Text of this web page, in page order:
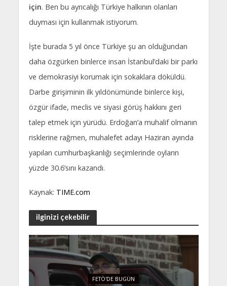
için. Ben bu ayrıcalığı Türkiye halkının olanları
duyması için kullanmak istiyorum.
İşte burada 5 yıl önce Türkiye şu an olduğundan
daha özgürken binlerce insan İstanbul’daki bir parkı
ve demokrasiyi korumak için sokaklara döküldü.
Darbe girişiminin ilk yıldönümünde binlerce kişi,
özgür ifade, meclis ve siyasi görüş hakkını geri
talep etmek için yürüdü. Erdoğan’a muhalif olmanın
risklerine rağmen, muhalefet adayı Haziran ayında
yapılan cumhurbaşkanlığı seçimlerinde oyların
yüzde 30.6’sını kazandı.
Kaynak: TIME.com
ilginizi çekebilir
FETÖ'DE BUGÜN